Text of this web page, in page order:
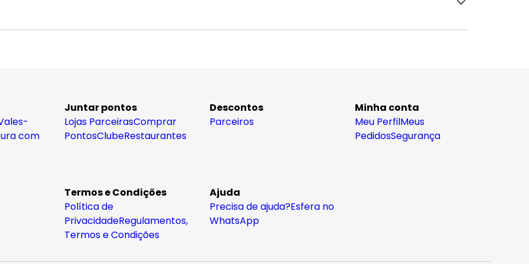
com
Juntar pontos
Lojas ParceirasComprar
PontosClubeRestaurantes
Descontos
Parceiros
Minha conta
Meu PerfilMeus
PedidosSegurança
Termos e Condições
Política de
PrivacidadeRegulamentos,
Termos e Condições
Ajuda
Precisa de ajuda?Esfera no
WhatsApp